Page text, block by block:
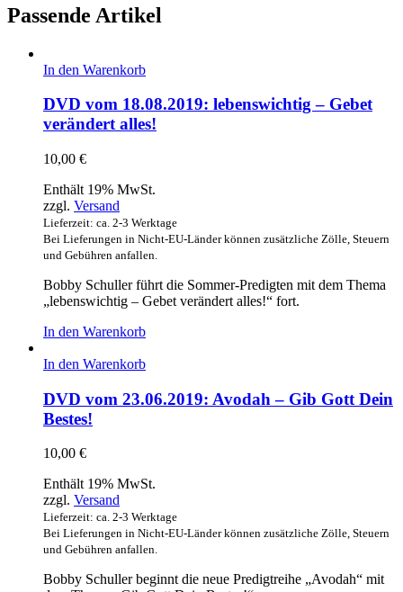
Passende Artikel
In den Warenkorb
DVD vom 18.08.2019: lebenswichtig – Gebet
verändert alles!
10,00 €
Enthält 19% MwSt.
zzgl. Versand
Lieferzeit: ca. 2-3 Werktage
Bei Lieferungen in Nicht-EU-Länder können zusätzliche Zölle, Steuern
und Gebühren anfallen.
Bobby Schuller führt die Sommer-Predigten mit dem Thema
„lebenswichtig – Gebet verändert alles!“ fort.
In den Warenkorb
In den Warenkorb
DVD vom 23.06.2019: Avodah – Gib Gott Dein
Bestes!
10,00 €
Enthält 19% MwSt.
zzgl. Versand
Lieferzeit: ca. 2-3 Werktage
Bei Lieferungen in Nicht-EU-Länder können zusätzliche Zölle, Steuern
und Gebühren anfallen.
Bobby Schuller beginnt die neue Predigtreihe „Avodah“ mit